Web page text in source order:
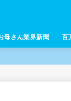
母さん業界新聞 百